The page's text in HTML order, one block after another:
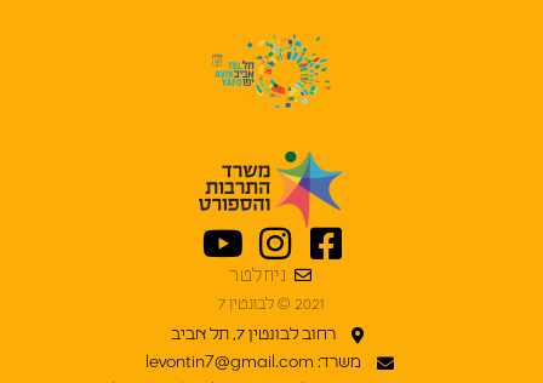
רחוב לבונטין 7, תל אביב
משרד: levontin7@gmail.com
ניוזלטר
2021 © לבונטין 7